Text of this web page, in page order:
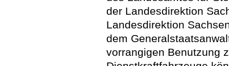
der Landesdirektion
Landesdirektion
dem
vorrangigen Benutzung